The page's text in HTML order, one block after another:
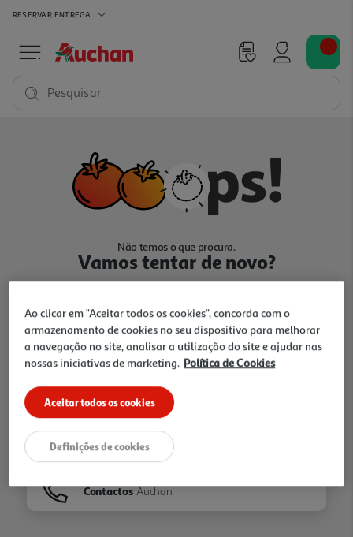
RESERVAR ENTREGA
Pesquisar
Não temos o que procura.
Vamos tentar de novo?
Ir para Homepage
Folhetos
Contactos Auchan
Ao clicar em "Aceitar todos os cookies", concorda com o
armazenamento de cookies no seu dispositivo para melhorar
a navegação no site, analisar a utilização do site e ajudar nas
nossas iniciativas de marketing. Política de Cookies
Aceitar todos os cookies
Definições de cookies